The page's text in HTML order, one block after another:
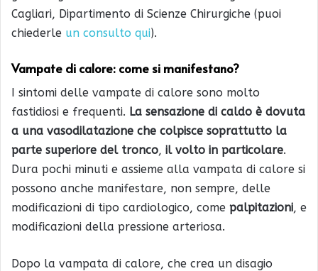
Cagliari, Dipartimento di Scienze Chirurgiche (puoi
chiederle un consulto qui).
Vampate di calore: come si manifestano?
I sintomi delle vampate di calore sono molto
fastidiosi e frequenti. La sensazione di caldo è dovuta
a una vasodilatazione che colpisce soprattutto la
parte superiore del tronco, il volto in particolare.
Dura pochi minuti e assieme alla vampata di calore si
possono anche manifestare, non sempre, delle
modificazioni di tipo cardiologico, come palpitazioni, e
modificazioni della pressione arteriosa.
Dopo la vampata di calore, che crea un disagio